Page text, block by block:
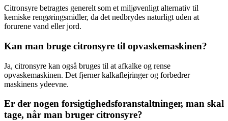
Citronsyre betragtes generelt som et miljøvenligt alternativ til
kemiske rengøringsmidler, da det nedbrydes naturligt uden at
forurene vand eller jord.
Kan man bruge citronsyre til opvaskemaskinen?
Ja, citronsyre kan også bruges til at afkalke og rense
opvaskemaskinen. Det fjerner kalkaflejringer og forbedrer
maskinens ydeevne.
Er der nogen forsigtighedsforanstaltninger, man skal
tage, når man bruger citronsyre?